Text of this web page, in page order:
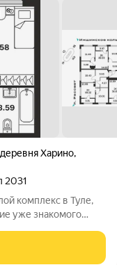
деревня Харино,
2031
комплекс в Туле,
уже знакомого
по Одоевскому